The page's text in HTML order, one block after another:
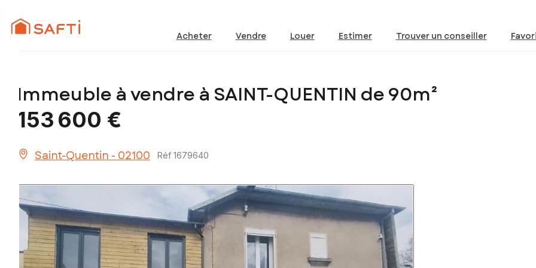
Acheter Vendre Louer Estimer Trouver un conseiller
Immeuble à vendre à SAINT-QUENTIN de 90m²
153 600 €
Saint-Quentin - 02100 Réf 1679640